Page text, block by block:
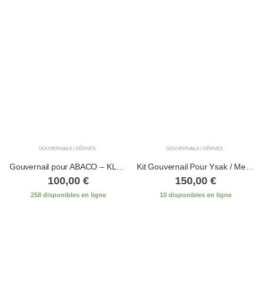
GOUVERNAILS / DÉRIVES
100,00 €
258 disponibles en ligne
GOUVERNAILS / DÉRIVES
Kit Gouvernail Pour Ysak / Mezzo
150,00 €
10 disponibles en ligne